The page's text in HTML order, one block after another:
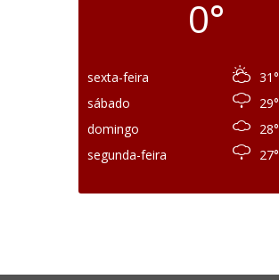
0°
sexta-feira 31°
sábado
29°
domingo
28°
segunda-feira
27°